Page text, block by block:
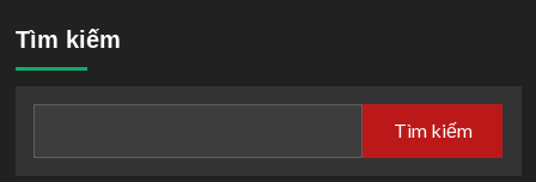
Tìm kiếm
Tìm kiếm